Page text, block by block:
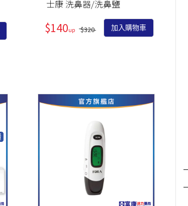
力強
三多
朝鮮薊/薑黃/牛樟芝/
蔓越莓/膠原蛋白/葉
大豆異黃酮/琉璃苣油/
月見草油/聖潔莓/肌醇
葡聚多醣/紫錐菊/乳鐵
MGRs 海昌
Mentholatum 曼秀雷
敦
士康 洗鼻器/洗鼻鹽
$140 $320 加入購物車